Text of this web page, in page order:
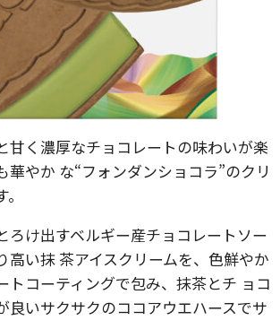
甘く濃厚なチョコレートの味わいが楽
華やか な“フォンダンショコラ”のクリ
ろけ出すベルギー産チョコレートソー
高い抹 茶アイスクリームを、色鮮やか
トコーティングで包み、抹茶とチ ョコ
良いサクサクのココアウエハースでサ